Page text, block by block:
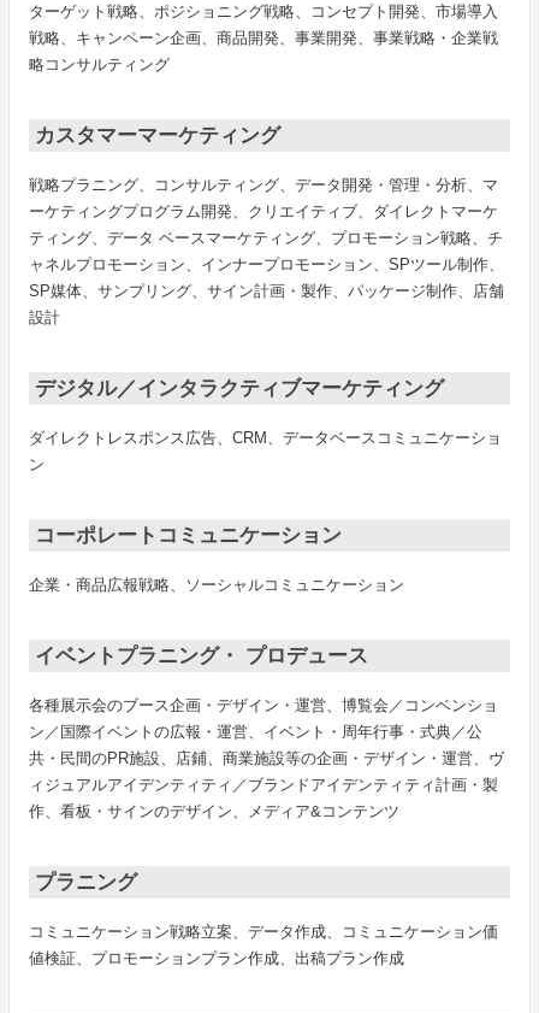
ターゲット戦略、ポジショニング戦略、コンセプト開発、市場導入
戦略、キャンペーン企画、商品開発、事業開発、事業戦略・企業戦
略コンサルティング
カスタマーマーケティング
戦略プラニング、コンサルティング、データ開発・管理・分析、マ
ーケティングプログラム開発、クリエイティブ、ダイレクトマーケ
ティング、データ ベースマーケティング、プロモーション戦略、チ
ャネルプロモーション、インナープロモーション、SPツール制作、
SP媒体、サンプリング、サイン計画・製作、パッケージ制作、店舗
設計
デジタル／インタラクティブマーケティング
ダイレクトレスポンス広告、CRM、データベースコミュニケーショ
ン
コーポレートコミュニケーション
企業・商品広報戦略、ソーシャルコミュニケーション
イベントプラニング・ プロデュース
各種展示会のブース企画・デザイン・運営、博覧会／コンベンショ
ン／国際イベントの広報・運営、イベント・周年行事・式典／公
共・民間のPR施設、店鋪、商業施設等の企画・デザイン・運営、ヴ
ィジュアルアイデンティティ／ブランドアイデンティティ計画・製
作、看板・サインのデザイン、メディア&コンテンツ
プラニング
コミュニケーション戦略立案、データ作成、コミュニケーション価
値検証、プロモーションプラン作成、出稿プラン作成